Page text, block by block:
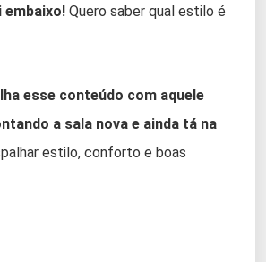
embaixo! Quero saber qual estilo é
esse conteúdo com aquele
a sala nova e ainda tá na
estilo, conforto e boas